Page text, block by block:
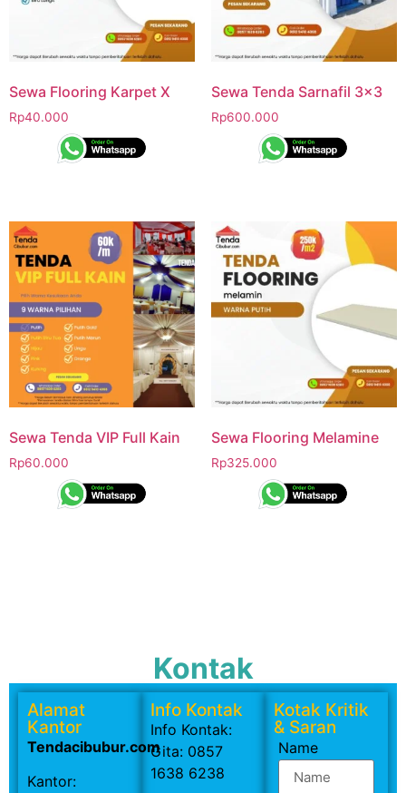
Sewa Flooring Karpet X
Rp40.000
Sewa Tenda Sarnafil 3×3
Rp600.000
Sewa Tenda VIP Full Kain
Rp60.000
Sewa Flooring Melamine
Rp325.000
Kontak
Alamat
Kantor
Tendacibubur.com
Kantor:
Info Kontak
Info Kontak:
Gita: 0857
1638 6238
Kotak Kritik
& Saran
Name